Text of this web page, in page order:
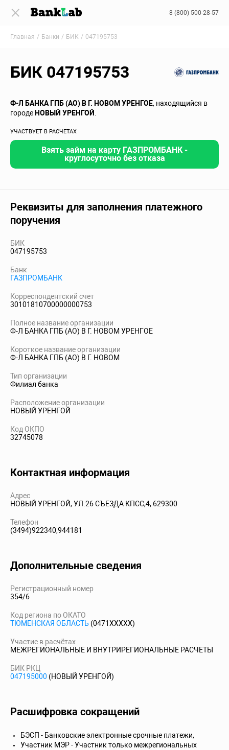
8 (800) 500-28-57
Главная Банки БИК 047195753
БИК 047195753
Ф-Л БАНКА ГПБ (АО) В Г. НОВОМ УРЕНГОЕ, находящийся в
городе НОВЫЙ УРЕНГОЙ
УЧАСТВУЕТ В РАСЧЕТАХ
Взять займ на карту ГАЗПРОМБАНК -
круглосуточно без отказа
Реквизиты для заполнения платежного
поручения
БИК
047195753
Банк
ГАЗПРОМБАНК
Корреспондентский счет
30101810700000000753
Полное название организации
Ф-Л БАНКА ГПБ (АО) В Г. НОВОМ УРЕНГОЕ
Короткое название организации
Ф-Л БАНКА ГПБ (АО) В Г. НОВОМ
Тип организации
Филиал банка
Расположение организации
НОВЫЙ УРЕНГОЙ
Код ОКПО
32745078
Контактная информация
Адрес
НОВЫЙ УРЕНГОЙ, УЛ.26 СЪЕЗДА КПСС,4, 629300
Телефон
(3494)922340,944181
Дополнительные сведения
Регистрационный номер
354/6
Код региона по ОКАТО
ТЮМЕНСКАЯ ОБЛАСТЬ (0471XXXXX)
Участие в расчётах
МЕЖРЕГИОНАЛЬНЫЕ И ВНУТРИРЕГИОНАЛЬНЫЕ РАСЧЕТЫ
БИК РКЦ
047195000 (НОВЫЙ УРЕНГОЙ)
Расшифровка сокращений
БЭСП - Банковские электронные срочные платежи,
Участник МЭР - Участник только межрегиональных